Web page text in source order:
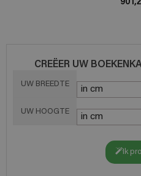
CREËER UW
UW BREEDTE
UW HOOGTE
Ik